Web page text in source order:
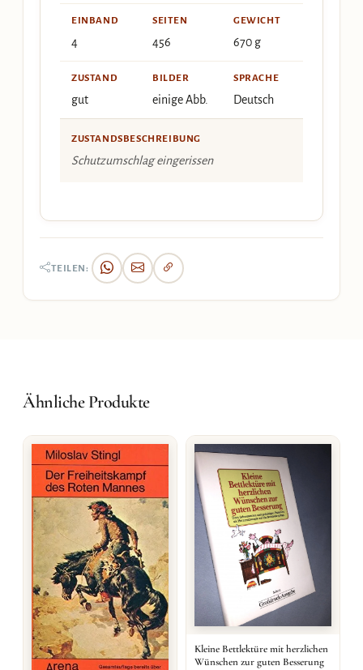
EINBAND
4
SEITEN
456
GEWICHT
670 g
ZUSTAND
gut
BILDER
einige Abb.
SPRACHE
Deutsch
ZUSTANDSBESCHREIBUNG
Schutzumschlag eingerissen
TEILEN:
Ähnliche Produkte
Kleine Bettlektüre mit herzlichen
Wünschen zur guten Besserung